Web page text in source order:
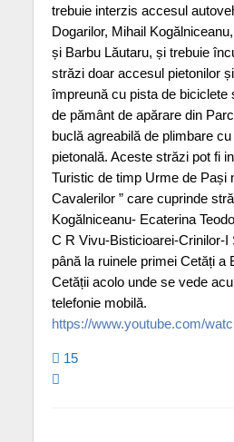
trebuie interzis accesul
Dogarilor, Mihail
și Barbu Lăutaru, și trebuie
străzi doar accesul pietonilor
împreună cu pista de biciclete
de pământ de apărare din
buclă agreabilă de plimbare
pietonală. Aceste străzi pot fi
Turistic de timp Urme de Pași
Cavalerilor ” care cuprinde
Kogălniceanu- Ecaterina
C R Vivu-Bisticioarei-Crinilor-I
până la ruinele primei Cetăți a
Cetății acolo unde se vede
telefonie mobilă.
https://www.youtube.com/
15